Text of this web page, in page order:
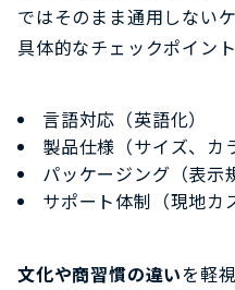
ではそのまま通用しない
具体的なチェックポイント
言語対応（英語化）
製品仕様（サイズ、カ
パッケージング（表示
サポート体制（現地カ
文化や商習慣の違いを軽